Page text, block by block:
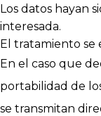
Los datos hayan
interesada.
El tratamiento se
En el caso que
portabilidad de
se transmitan